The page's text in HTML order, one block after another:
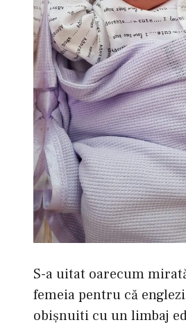
S-a uitat oarecum
femeia pentru că
obişnuiti cu un limbaj